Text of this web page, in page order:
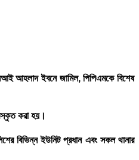
আহলাদ ইবনে জামিল, পিপিএমকে বিশেষ
করা হয়।
বিভিন্ন ইউনিট প্রধান এবং সকল থানার